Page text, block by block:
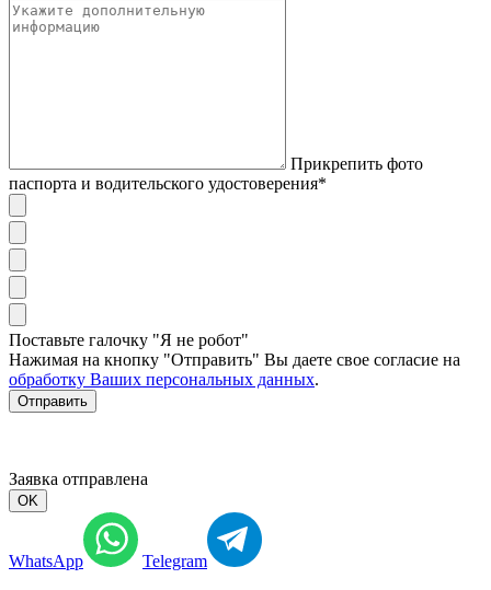
Прикрепить фото
паспорта и водительского удостоверения*
Поставьте галочку "Я не робот"
Нажимая на кнопку "Отправить" Вы даете свое согласие на
обработку Ваших персональных данных.
Отправить
Заявка отправлена
OK
WhatsApp Telegram